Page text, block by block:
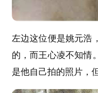
左边这位便是姚元浩
的，而王心凌不知情
是他自己拍的照片，